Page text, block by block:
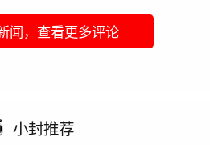
闻，查看更多评论
小封推荐